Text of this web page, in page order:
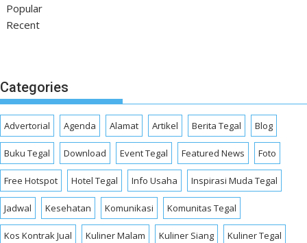
Popular
Recent
Categories
Advertorial Agenda Alamat Artikel Berita Tegal Blog
Buku Tegal Download Event Tegal Featured News Foto
Free Hotspot Hotel Tegal Info Usaha Inspirasi Muda Tegal
Jadwal Kesehatan Komunikasi Komunitas Tegal
Kos Kontrak Jual Kuliner Malam Kuliner Siang Kuliner Tegal